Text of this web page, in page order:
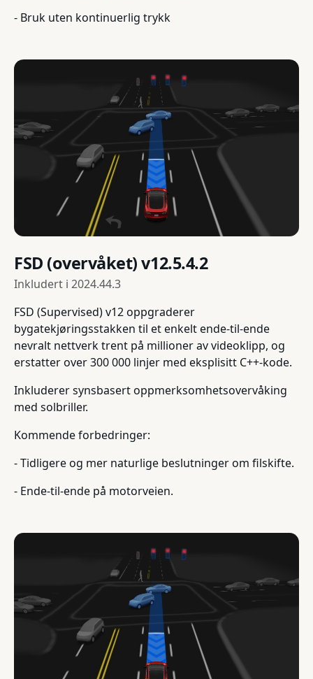
- Bruk uten kontinuerlig trykk
FSD (overvåket) v12.5.4.2
Inkludert i 2024.44.3
FSD (Supervised) v12 oppgraderer
bygatekjøringsstakken til et enkelt ende-til-ende
nevralt nettverk trent på millioner av videoklipp, og
erstatter over 300 000 linjer med eksplisitt C++-kode.
Inkluderer synsbasert oppmerksomhetsovervåking
med solbriller.
Kommende forbedringer:
- Tidligere og mer naturlige beslutninger om filskifte.
- Ende-til-ende på motorveien.